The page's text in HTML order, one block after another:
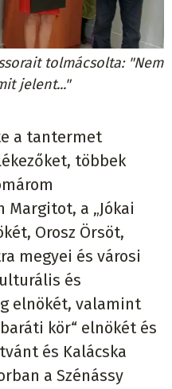
tolmácsolta: "Nem
jelent..."
a tantermet
többek
Margitot, a „Jókai
Orosz Örsöt,
megyei és városi
és
elnökét, valamint
kör“ elnökét és
és Kalácska
a Szénássy